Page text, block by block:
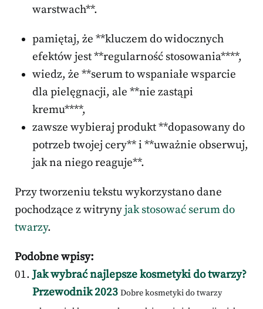
warstwach**.
pamiętaj, że **kluczem do widocznych
efektów jest **regularność stosowania****,
wiedz, że **serum to wspaniałe wsparcie
dla pielęgnacji, ale **nie zastąpi
kremu****,
zawsze wybieraj produkt **dopasowany do
potrzeb twojej cery** i **uważnie obserwuj,
jak na niego reaguje**.
Przy tworzeniu tekstu wykorzystano dane
pochodzące z witrynyjak stosować serum do
twarzy.
Podobne wpisy:
Jak wybrać najlepsze kosmetyki do twarzy?
Przewodnik 2023 Dobre kosmetyki do twarzy